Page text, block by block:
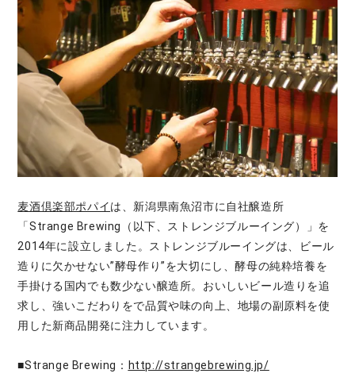
麦酒倶楽部ポパイは、新潟県南魚沼市に自社醸造所
「Strange Brewing（以下、ストレンジブルーイング）」を
2014年に設立しました。ストレンジブルーイングは、ビール
造りに欠かせない”酵母作り”を大切にし、酵母の純粋培養を
手掛ける国内でも数少ない醸造所。おいしいビール造りを追
求し、強いこだわりをで品質や味の向上、地場の副原料を使
用した新商品開発に注力しています。
■Strange Brewing： http://strangebrewing.jp/